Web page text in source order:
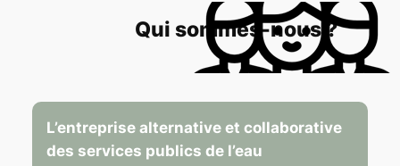
Qui sommes-nous ?
L’entreprise alternative et collaborative
des services publics de l’eau